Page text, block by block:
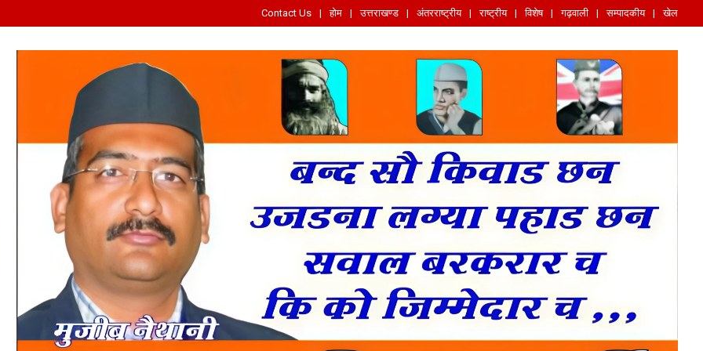
Contact Us होम उत्तराखण्ड अंतरराष्ट्रीय राष्ट्रीय विशेष गढ़वाली सम्पादकीय खेल